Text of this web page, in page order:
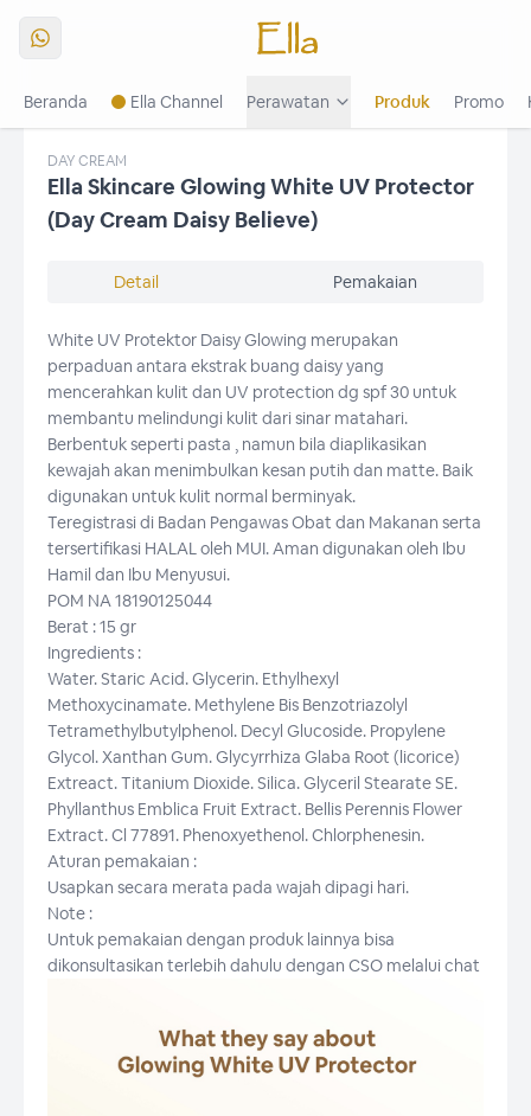
Beranda Ella Channel
Perawatan
Produk Promo
DAY CREAM
Ella Skincare Glowing White UV Protector
(Day Cream Daisy Believe)
Detail Pemakaian
White UV Protektor Daisy Glowing merupakan
perpaduan antara ekstrak buang daisy yang
mencerahkan kulit dan UV protection dg spf 30 untuk
membantu melindungi kulit dari sinar matahari.
Berbentuk seperti pasta , namun bila diaplikasikan
kewajah akan menimbulkan kesan putih dan matte. Baik
digunakan untuk kulit normal berminyak.
Teregistrasi di Badan Pengawas Obat dan Makanan serta
tersertifikasi HALAL oleh MUI. Aman digunakan oleh Ibu
Hamil dan Ibu Menyusui.
POM NA 18190125044
Berat : 15 gr
Ingredients :
Water. Staric Acid. Glycerin. Ethylhexyl
Methoxycinamate. Methylene Bis Benzotriazolyl
Tetramethylbutylphenol. Decyl Glucoside. Propylene
Glycol. Xanthan Gum. Glycyrrhiza Glaba Root (licorice)
Extreact. Titanium Dioxide. Silica. Glyceril Stearate SE.
Phyllanthus Emblica Fruit Extract. Bellis Perennis Flower
Extract. Cl 77891. Phenoxyethenol. Chlorphenesin.
Aturan pemakaian :
Usapkan secara merata pada wajah dipagi hari.
Note :
Untuk pemakaian dengan produk lainnya bisa
dikonsultasikan terlebih dahulu dengan CSO melalui chat